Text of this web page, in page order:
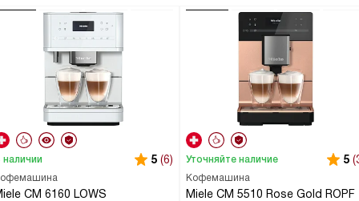
CM 6160 LOWS
наличии 5 (6)
Кофемашина
Miele CM 5510 Rose Gold ROPF
Уточняйте наличие 5